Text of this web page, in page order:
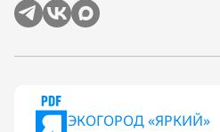
ЭКОГОРОД «ЯРКИЙ»